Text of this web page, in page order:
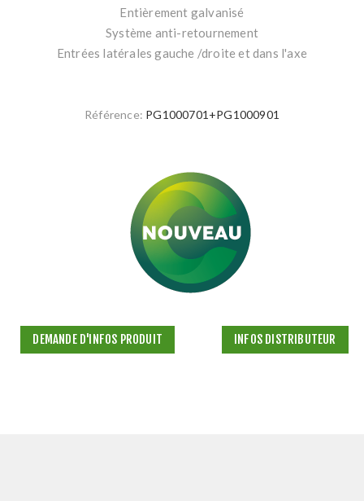
Entièrement galvanisé
Système anti-retournement
Entrées latérales gauche /droite et dans l'axe
Référence: PG1000701+PG1000901
DEMANDE D'INFOS PRODUIT INFOS DISTRIBUTEUR